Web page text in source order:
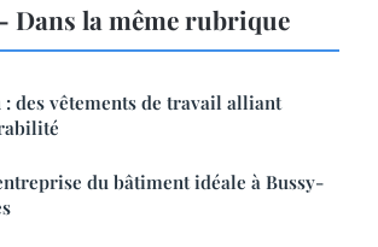
Dans la même rubrique
: des vêtements de travail alliant
du bâtiment idéale à Bussy-